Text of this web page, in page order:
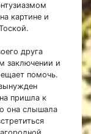
картине и
друга
заключении и
помочь.
пришла к
она слышала